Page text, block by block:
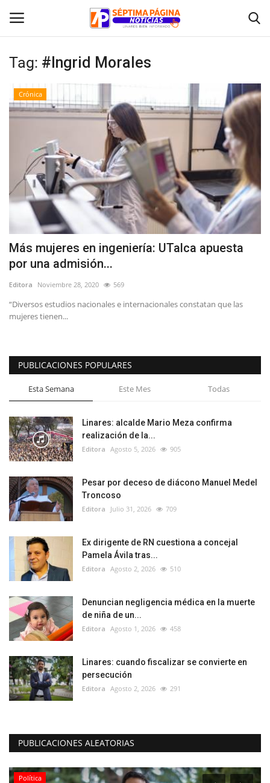
Crónica
Tribunales
Deporte
Política
Espectáculos
Tag: #Ingrid Morales
Crónica
Más mujeres en ingeniería: UTalca apuesta
por una admisión...
Editora Noviembre 28, 2020 569
“Diversos estudios nacionales e internacionales constatan que las
mujeres tienen...
PUBLICACIONES POPULARES
Esta Semana Este Mes Todas
Linares: alcalde Mario Meza confirma
realización de la...
Editora Agosto 5, 2026 905
Pesar por deceso de diácono Manuel Medel
Troncoso
Editora Julio 31, 2026 709
Ex dirigente de RN cuestiona a concejal
Pamela Ávila tras...
Editora Agosto 2, 2026 510
Denuncian negligencia médica en la muerte
de niña de un...
Editora Agosto 1, 2026 458
Linares: cuando fiscalizar se convierte en
persecución
Editora Agosto 2, 2026 291
PUBLICACIONES ALEATORIAS
Política